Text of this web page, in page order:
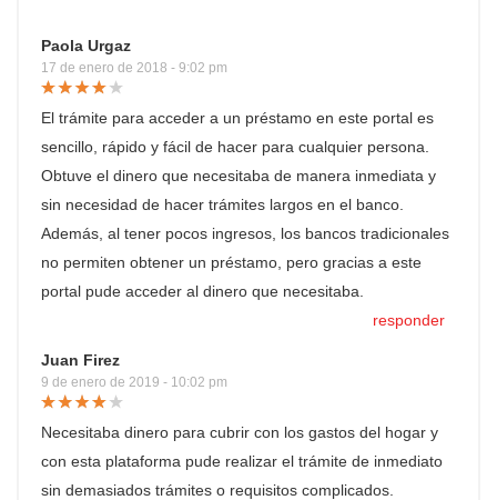
Paola Urgaz
17 de enero de 2018 - 9:02 pm
El trámite para acceder a un préstamo en este portal es
sencillo, rápido y fácil de hacer para cualquier persona.
Obtuve el dinero que necesitaba de manera inmediata y
sin necesidad de hacer trámites largos en el banco.
Además, al tener pocos ingresos, los bancos tradicionales
no permiten obtener un préstamo, pero gracias a este
portal pude acceder al dinero que necesitaba.
responder
Juan Firez
9 de enero de 2019 - 10:02 pm
Necesitaba dinero para cubrir con los gastos del hogar y
con esta plataforma pude realizar el trámite de inmediato
sin demasiados trámites o requisitos complicados.